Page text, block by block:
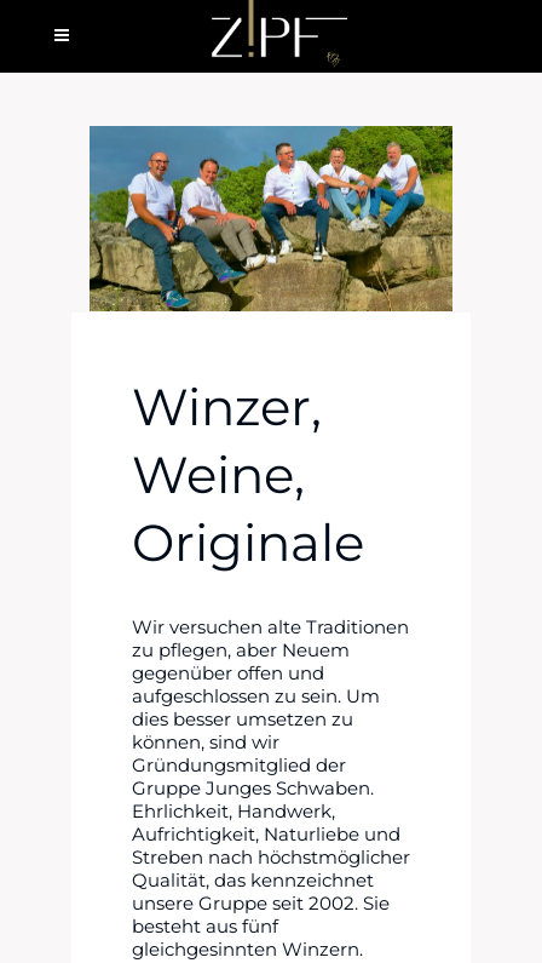
Winzer,
Weine,
Originale
Wir versuchen alte Traditionen
zu pflegen, aber Neuem
gegenüber offen und
aufgeschlossen zu sein. Um
dies besser umsetzen zu
können, sind wir
Gründungsmitglied der
Gruppe Junges Schwaben.
Ehrlichkeit, Handwerk,
Aufrichtigkeit, Naturliebe und
Streben nach höchstmöglicher
Qualität, das kennzeichnet
unsere Gruppe seit 2002. Sie
besteht aus fünf
gleichgesinnten Winzern.